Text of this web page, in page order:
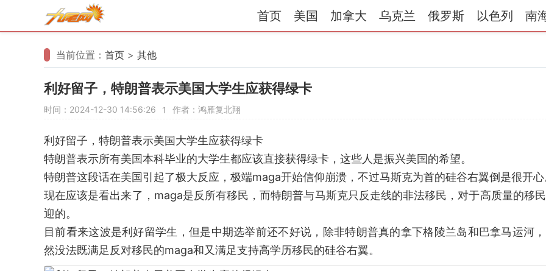
首页 美国 加拿大 乌克兰 俄罗斯 以色列 南
当前位置： 首页 > 其他
利好留子，特朗普表示美国大学生应获得绿卡
时间：2024-12-30 14:56:26 1 作者：鸿雁复北翔
利好留子，特朗普表示美国大学生应获得绿卡
特朗普表示所有美国本科毕业的大学生都应该直接获得绿卡，这些人是振兴美国的希望。
特朗普这段话在美国引起了极大反应，极端maga开始信仰崩溃，不过马斯克为首的硅谷右翼倒是很开
现在应该是看出来了，maga是反所有移民，而特朗普与马斯克只反走线的非法移民，对于高质量的移
迎的。
目前看来这波是利好留学生，但是中期选举前还不好说，除非特朗普真的拿下格陵兰岛和巴拿马运河
然没法既满足反对移民的maga和又满足支持高学历移民的硅谷右翼。